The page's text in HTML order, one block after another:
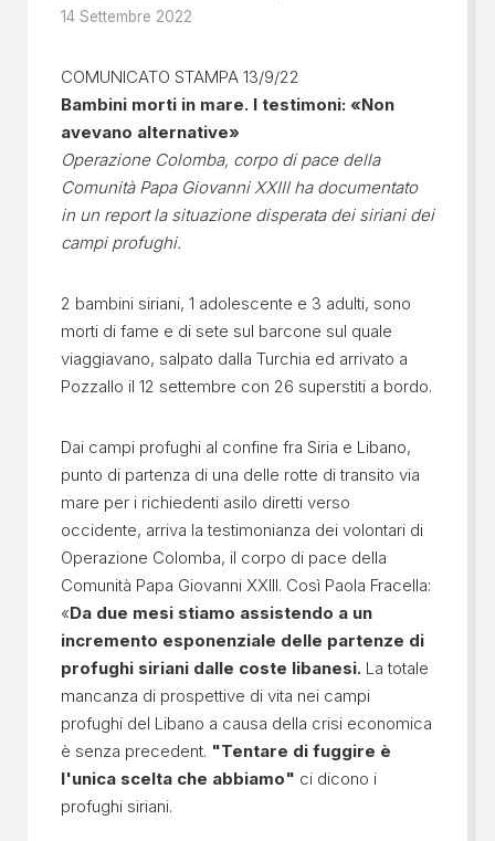
14 Settembre 2022
COMUNICATO STAMPA 13/9/22
Bambini morti in mare. I testimoni: «Non
avevano alternative»
Operazione Colomba, corpo di pace della
Comunità Papa Giovanni XXIII ha documentato
in un report la situazione disperata dei siriani dei
campi profughi.
2 bambini siriani, 1 adolescente e 3 adulti, sono
morti di fame e di sete sul barcone sul quale
viaggiavano, salpato dalla Turchia ed arrivato a
Pozzallo il 12 settembre con 26 superstiti a bordo.
Dai campi profughi al confine fra Siria e Libano,
punto di partenza di una delle rotte di transito via
mare per i richiedenti asilo diretti verso
occidente, arriva la testimonianza dei volontari di
Operazione Colomba, il corpo di pace della
Comunità Papa Giovanni XXIII. Così Paola Fracella:
«Da due mesi stiamo assistendo a un
incremento esponenziale delle partenze di
profughi siriani dalle coste libanesi.La totale
mancanza di prospettive di vita nei campi
profughi del Libano a causa della crisi economica
è senza precedent. "Tentare di fuggire è
l'unica scelta che abbiamo" ci dicono i
profughi siriani.